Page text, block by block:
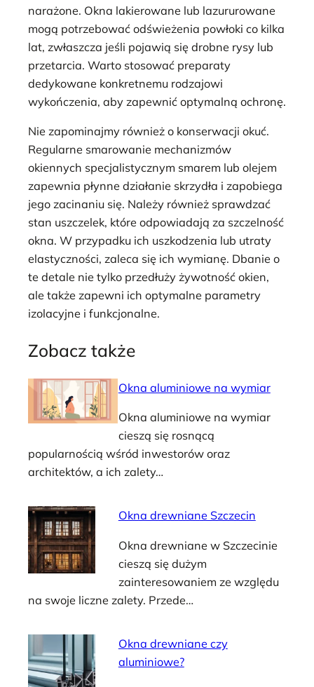
narażone. Okna lakierowane lub lazururowane
mogą potrzebować odświeżenia powłoki co kilka
lat, zwłaszcza jeśli pojawią się drobne rysy lub
przetarcia. Warto stosować preparaty
dedykowane konkretnemu rodzajowi
wykończenia, aby zapewnić optymalną ochronę.
Nie zapominajmy również o konserwacji okuć.
Regularne smarowanie mechanizmów
okiennych specjalistycznym smarem lub olejem
zapewnia płynne działanie skrzydła i zapobiega
jego zacinaniu się. Należy również sprawdzać
stan uszczelek, które odpowiadają za szczelność
okna. W przypadku ich uszkodzenia lub utraty
elastyczności, zaleca się ich wymianę. Dbanie o
te detale nie tylko przedłuży żywotność okien,
ale także zapewni ich optymalne parametry
izolacyjne i funkcjonalne.
Zobacz także
Okna aluminiowe na wymiar
Okna aluminiowe na wymiar
cieszą się rosnącą
popularnością wśród inwestorów oraz
architektów, a ich zalety…
Okna drewniane Szczecin
Okna drewniane w Szczecinie
cieszą się dużym
zainteresowaniem ze względu
na swoje liczne zalety. Przede…
Okna drewniane czy
aluminiowe?